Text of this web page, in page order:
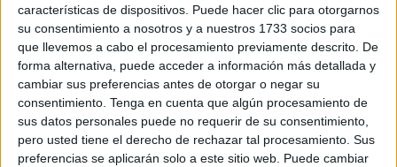
características de dispositivos. Puede hacer clic para otorgarnos
su consentimiento a nosotros y a nuestros 1733 socios para
que llevemos a cabo el procesamiento previamente descrito. De
forma alternativa, puede acceder a información más detallada y
cambiar sus preferencias antes de otorgar o negar su
consentimiento. Tenga en cuenta que algún procesamiento de
sus datos personales puede no requerir de su consentimiento,
pero usted tiene el derecho de rechazar tal procesamiento. Sus
preferencias se aplicarán solo a este sitio web. Puede cambiar
POR BEATRIZ MARTÍNEZ 04/08/2026 14
Vecinos del Príncipe se echan a la calle para
limpiar la barriada
POR ISABEL JIMÉNEZ 02/08/2026 1
Cuatro años esperando la pintura de los
garajes tras el incendio en antiguo Poblado
Legionario